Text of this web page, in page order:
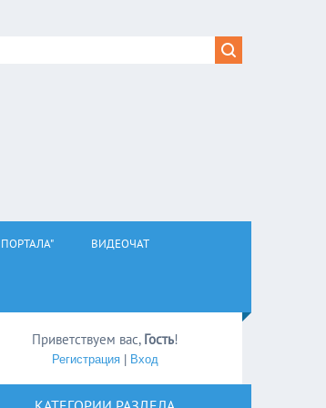
ВИДЕОЧАТ
Приветствуем вас, Гость!
Регистрация| Вход